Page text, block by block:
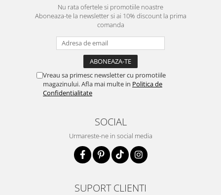
Nu rata ofertele si promotiile noastre
Aboneaza-te la newsletter si ai 10% discount la prima
comanda
Vreau sa primesc newsletter cu promotiile
magazinului. Afla mai multe in Politica de
Confidentialitate
SOCIAL
Urmareste-ne in social media
SUPORT CLIENTI